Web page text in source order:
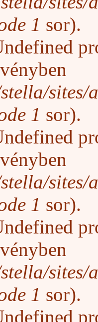
1 sor).
sites/
1 sor).
sites/
1 sor).
sites/
1 sor).